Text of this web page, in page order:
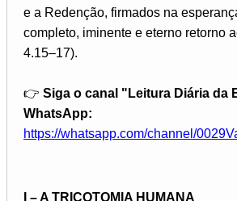
e a Redenção, firmados na
completo, iminente e eterno retorno
4.15–17).
👉 Siga o canal "Leitura Diária da
WhatsApp:
https://whatsapp.com/channel/
I – A TRICOTOMIA HUMANA